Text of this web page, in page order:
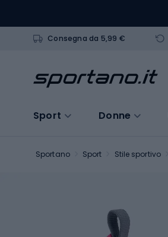
Consegna da 5,99 €
Sport Donne
Sportano Sport Stile sportivo